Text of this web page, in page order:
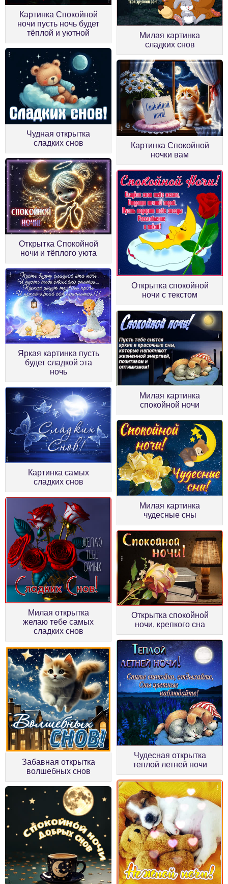
Картинка Спокойной
ночи пусть ночь будет
тёплой и уютной
Милая картинка
сладких снов
Чудная открытка
сладких снов
Картинка Спокойной
ночки вам
Открытка Спокойной
ночи и тёплого уюта
Открытка спокойной
ночи с текстом
Яркая картинка пусть
будет сладкой эта
ночь
Милая картинка
спокойной ночи
Картинка самых
сладких снов
Милая картинка
чудесные сны
Милая открытка
желаю тебе самых
сладких снов
Открытка спокойной
ночи, крепкого сна
Забавная открытка
волшебных снов
Чудесная открытка
теплой летней ночи